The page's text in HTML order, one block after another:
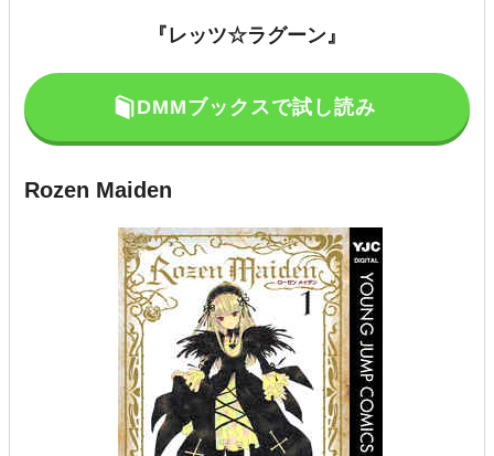
『レッツ☆ラグーン』
DMMブックスで試し読み
Rozen Maiden